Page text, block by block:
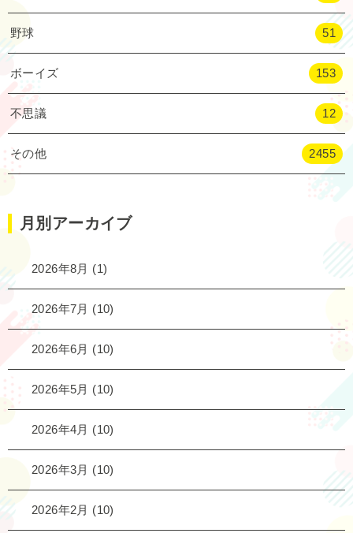
野球 51
ボーイズ 153
不思議 12
その他 2455
月別アーカイブ
2026年8月 (1)
2026年7月 (10)
2026年6月 (10)
2026年5月 (10)
2026年4月 (10)
2026年3月 (10)
2026年2月 (10)